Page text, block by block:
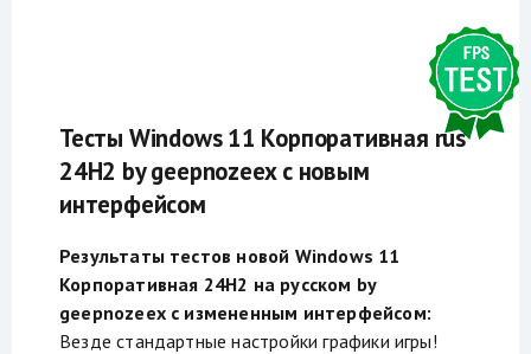
Тесты Windows 11 Корпоративная rus
24H2 by geepnozeex с новым
интерфейсом
Результаты тестов новой Windows 11
Корпоративная 24H2 на русском by
geepnozeex с измененным интерфейсом:
Везде стандартные настройки графики игры!